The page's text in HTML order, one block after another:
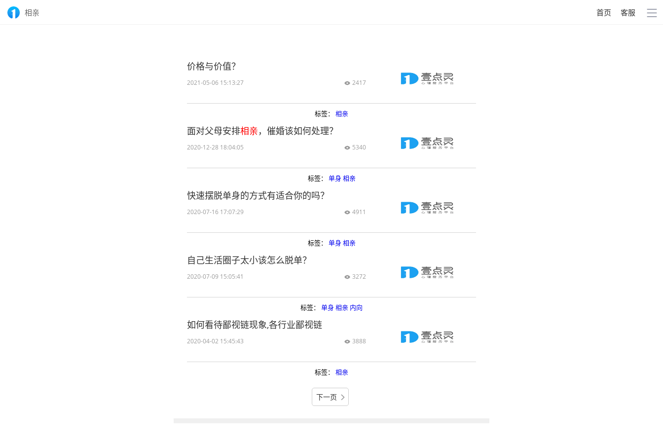
相亲 首页 客服
价格与价值？
2021-05-06 15:13:27  2417
标签： 相亲
面对父母安排相亲，催婚该如何处理？
2020-12-28 18:04:05  5340
标签： 单身 相亲
快速摆脱单身的方式有适合你的吗？
2020-07-16 17:07:29  4911
标签： 单身 相亲
自己生活圈子太小该怎么脱单？
2020-07-09 15:05:41  3272
标签： 单身 相亲 内向
如何看待鄙视链现象,各行业鄙视链
2020-04-02 15:45:43  3888
标签： 相亲
下一页 